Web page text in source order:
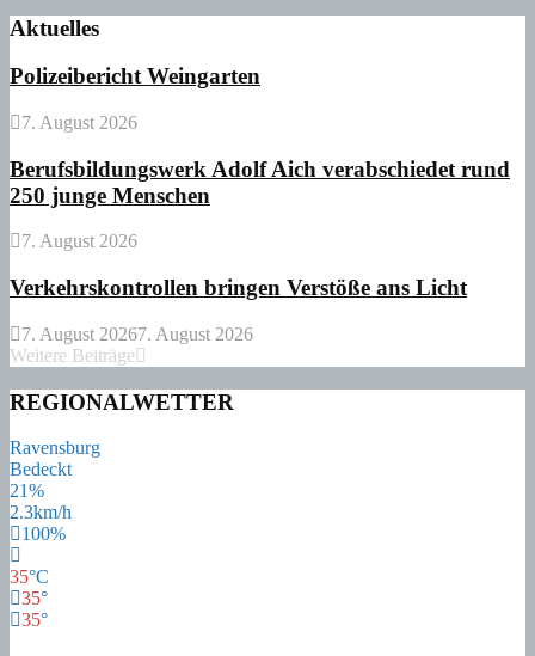
Aktuelles
Polizeibericht Weingarten
7. August 2026
Berufsbildungswerk Adolf Aich verabschiedet rund
250 junge Menschen
7. August 2026
Verkehrskontrollen bringen Verstöße ans Licht
7. August 20267. August 2026
Weitere Beiträge
REGIONALWETTER
Ravensburg
Bedeckt
21%
2.3km/h
100%
35°C
35°
35°